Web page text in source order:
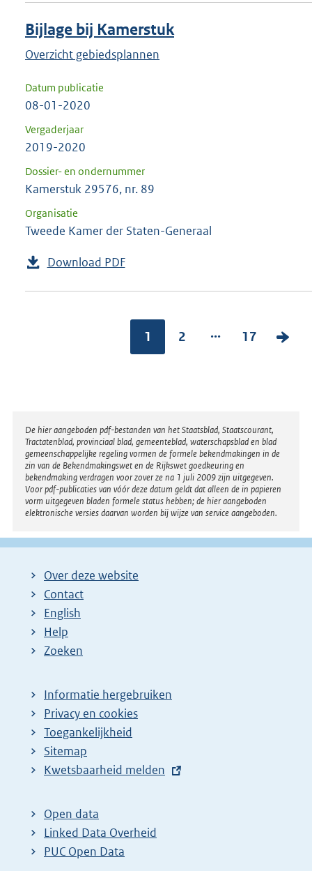
Bijlage bij Kamerstuk
Overzicht gebiedsplannen
Datum publicatie
08-01-2020
Vergaderjaar
2019-2020
Dossier- en ondernummer
Kamerstuk 29576, nr. 89
Organisatie
Tweede Kamer der Staten-Generaal
Download PDF
1 2 ... 17
V
g
Disclaimer
De hier aangeboden pdf-bestanden van het Staatsblad, Staatscourant,
Tractatenblad, provinciaal blad, gemeenteblad, waterschapsblad en blad
gemeenschappelijke regeling vormen de formele bekendmakingen in de
zin van de Bekendmakingswet en de Rijkswet goedkeuring en
bekendmaking verdragen voor zover ze na 1 juli 2009 zijn uitgegeven.
Voor pdf-publicaties van vóór deze datum geldt dat alleen de in papieren
vorm uitgegeven bladen formele status hebben; de hier aangeboden
elektronische versies daarvan worden bij wijze van service aangeboden.
Over deze website
Contact
English
Help
Zoeken
Informatie hergebruiken
Privacy en cookies
Toegankelijkheid
Sitemap
E
t
e
r
Kwetsbaarheid melden
Open data
Linked Data Overheid
PUC Open Data